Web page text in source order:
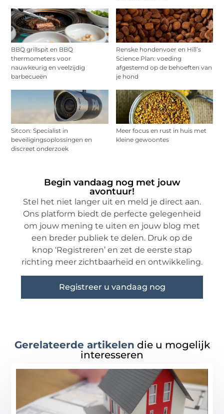
BBQ grillspit en BBQ
thermometers voor
nauwkeurig en veelzijdig
barbecueën
Renske hondenvoer en Hill’s
Science Plan: voeding
afgestemd op de behoeften van
je hond
Sitcon: Specialist in
beveiligingsoplossingen en
discreet onderzoek
Meer focus en rust in huis met
kleine gewoontes
Begin vandaag nog met jouw
avontuur!
Stel het niet langer uit en meld je direct aan.
Ons platform biedt de perfecte gelegenheid
om jouw mening te uiten en jouw blog met
een breder publiek te delen. Druk op de
knop ‘Registreren’ en zet de eerste stap
richting meer zichtbaarheid en ontwikkeling.
Registreer u vandaag nog
Gerelateerde artikelen die u mogelijk
interesseren